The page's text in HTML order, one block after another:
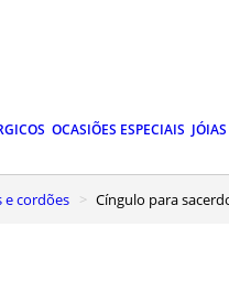
OCASIÕES ESPECIAIS JÓIAS
e cordões Cíngulo para